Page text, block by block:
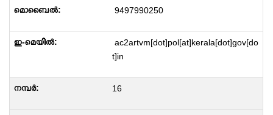
9497990250
ac2artvm[dot]pol[at]kerala[dot]gov[do
t]in
16